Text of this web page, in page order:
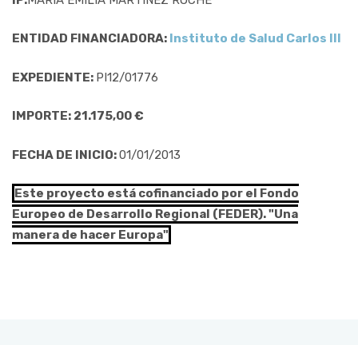
ENTIDAD FINANCIADORA: Instituto de Salud Carlos III
EXPEDIENTE: PI12/01776
IMPORTE: 21.175,00 €
FECHA DE INICIO:01/01/2013
Este proyecto está cofinanciado por el Fondo
Europeo de Desarrollo Regional (FEDER). "Una
manera de hacer Europa"